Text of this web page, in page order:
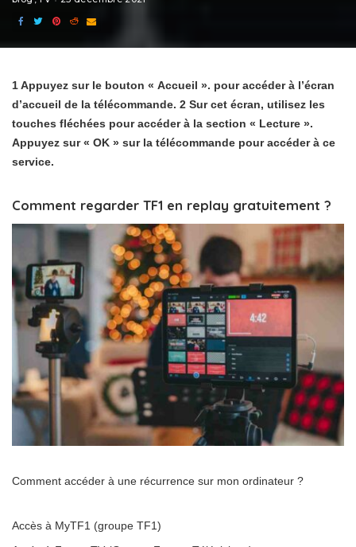
1 Appuyez sur le bouton « Accueil ». pour accéder à l’écran
d’accueil de la télécommande. 2 Sur cet écran, utilisez les
touches fléchées pour accéder à la section « Lecture ».
Appuyez sur « OK » sur la télécommande pour accéder à ce
service.
Comment regarder TF1 en replay gratuitement ?
Comment accéder à une récurrence sur mon ordinateur ?
Accès à MyTF1 (groupe TF1)